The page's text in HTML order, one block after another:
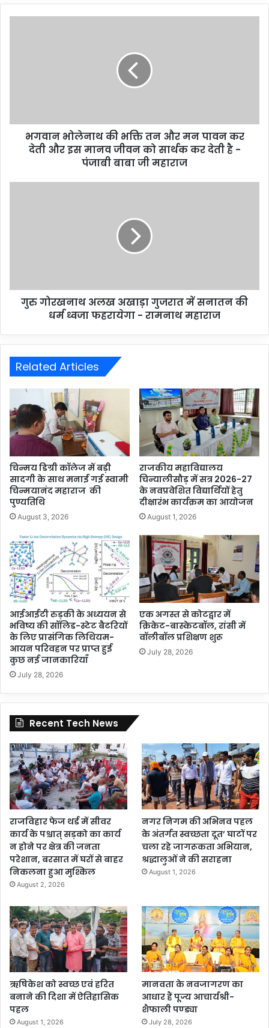
भगवान भोलेनाथ की भक्ति तन और मन पावन कर
देती और इस मानव जीवन को सार्थक कर देती है -
पंजाबी बाबा जी महाराज
गुरु गोरखनाथ अलख अखाड़ा गुजरात में सनातन की
धर्म ध्वजा फहरायेगा - रामनाथ महाराज
Related Articles
चिन्मय डिग्री कॉलेज में बड़ी
सादगी के साथ मनाई गई स्वामी
चिन्मयानंद महाराज की
पुण्यतिथि
August 3, 2026
राजकीय महाविद्यालय
चिन्यालीसौड़ में सत्र 2026-27
के नवप्रवेशित विद्यार्थियों हेतु
दीक्षारंभ कार्यक्रम का आयोजन
August 1, 2026
आईआईटी रुड़की के अध्ययन से
भविष्य की सॉलिड-स्टेट बैटरियों
के लिए प्रासंगिक लिथियम-
आयन परिवहन पर प्राप्त हुई
कुछ नई जानकारियाँ
July 28, 2026
एक अगस्त से कोटद्वार में
क्रिकेट-बास्केटबॉल, रांसी में
वॉलीबॉल प्रशिक्षण शुरू
July 28, 2026
Recent Tech News
राजविहार फेज थर्ड में सीवर
कार्य के पश्चात् सड़को का कार्य
न होने पर क्षेत्र की जनता
परेशान, बरसात में घरों से बाहर
निकलना हुआ मुश्किल
August 2, 2026
नगर निगम की अभिनव पहल
के अंतर्गत स्वच्छता दूत’ घाटों पर
चला रहे जागरूकता अभियान,
श्रद्धालुओं ने की सराहना
August 1, 2026
ऋषिकेश को स्वच्छ एवं हरित
बनाने की दिशा में ऐतिहासिक
पहल
August 1, 2026
मानवता के नवजागरण का
आधार हैं पूज्य आचार्यश्री-
शैफाली पण्ड्या
July 28, 2026